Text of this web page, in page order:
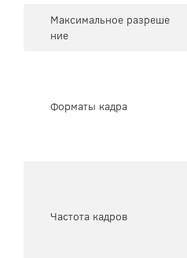
Максимальное разреше
ние
Форматы кадра
Частота кадров